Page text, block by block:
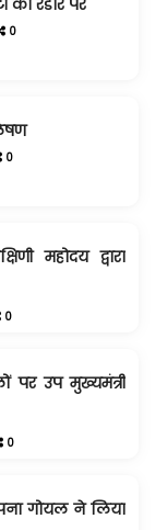
की रडार पर
0
0
महोदय द्वारा
0
पर उप मुख्यमंत्री
0
गोयल ने लिया